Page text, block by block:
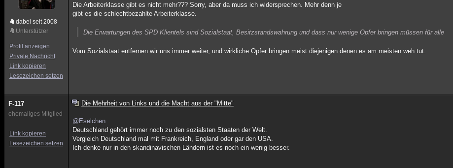
dabei seit 2008
Unterstützer
Profil anzeigen
Private Nachricht
Link kopieren
Lesezeichen setzen
Die Arbeiterklasse gibt es nicht mehr??? Sorry, aber da muss ich widersprechen. Mehr denn je
gibt es die schlechtbezahlte Arbeiterklasse.
Die Erwartungen des SPD Klientels sind Sozialstaat, Besitzstandswahrung und dass nur wenige Opfer bringen müssen für alle
Vom Sozialstaat entfernen wir uns immer weiter, und wirkliche Opfer bringen meist diejenigen denen es am meisten weh tut.
F-117
ehemaliges Mitglied
Link kopieren
Lesezeichen setzen
Die Mehrheit von Links und die Macht aus der "Mitte"
@Eselchen
Deutschland gehört immer noch zu den sozialsten Staaten der Welt.
Vergleich Deutschland mal mit Frankreich, England oder gar den USA.
Ich denke nur in den skandinavischen Ländern ist es noch ein wenig besser.